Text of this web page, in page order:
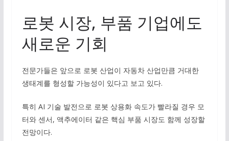
로봇 시장, 부품 기업에도
새로운 기회
전문가들은 앞으로 로봇 산업이 자동차 산업만큼 거대한
생태계를 형성할 가능성이 있다고 보고 있다.
특히 AI 기술 발전으로 로봇 상용화 속도가 빨라질 경우 모
터와 센서, 액추에이터 같은 핵심 부품 시장도 함께 성장할
전망이다.